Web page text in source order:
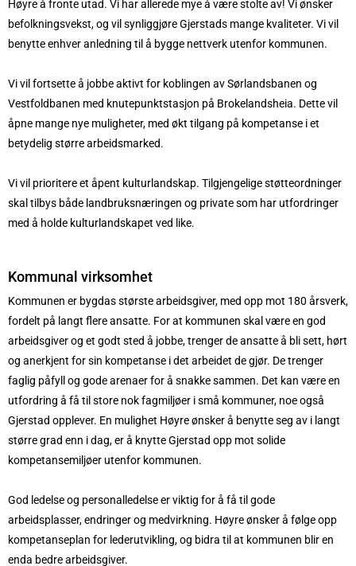
Høyre å fronte utad. Vi har allerede mye å være stolte av! Vi ønsker
befolkningsvekst, og vil synliggjøre Gjerstads mange kvaliteter. Vi vil
benytte enhver anledning til å bygge nettverk utenfor kommunen.
Vi vil fortsette å jobbe aktivt for koblingen av Sørlandsbanen og
Vestfoldbanen med knutepunktstasjon på Brokelandsheia. Dette vil
åpne mange nye muligheter, med økt tilgang på kompetanse i et
betydelig større arbeidsmarked.
Vi vil prioritere et åpent kulturlandskap. Tilgjengelige støtteordninger
skal tilbys både landbruksnæringen og private som har utfordringer
med å holde kulturlandskapet ved like.
Kommunal virksomhet
Kommunen er bygdas største arbeidsgiver, med opp mot 180 årsverk,
fordelt på langt flere ansatte. For at kommunen skal være en god
arbeidsgiver og et godt sted å jobbe, trenger de ansatte å bli sett, hørt
og anerkjent for sin kompetanse i det arbeidet de gjør. De trenger
faglig påfyll og gode arenaer for å snakke sammen. Det kan være en
utfordring å få til store nok fagmiljøer i små kommuner, noe også
Gjerstad opplever. En mulighet Høyre ønsker å benytte seg av i langt
større grad enn i dag, er å knytte Gjerstad opp mot solide
kompetansemiljøer utenfor kommunen.
God ledelse og personalledelse er viktig for å få til gode
arbeidsplasser, endringer og medvirkning. Høyre ønsker å følge opp
kompetanseplan for lederutvikling, og bidra til at kommunen blir en
enda bedre arbeidsgiver.